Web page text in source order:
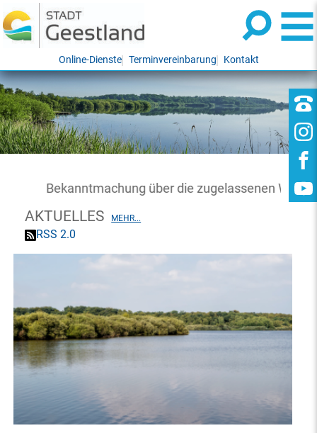
Online-Dienste Terminvereinbarung Kontakt
AKTUELLES MEHR...
Bekanntmachung über die zugelassenen
RSS 2.0